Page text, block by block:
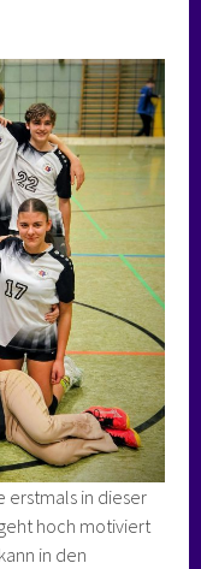
erstmals in dieser
hoch motiviert
in den